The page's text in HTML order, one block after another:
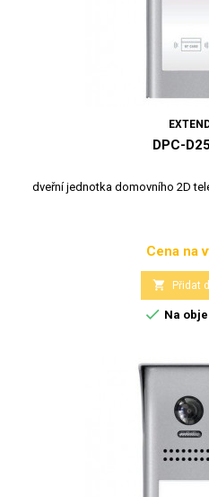
DPC-
dveřní jednotka domovního 2D
Cena na
 Přidat
 Na